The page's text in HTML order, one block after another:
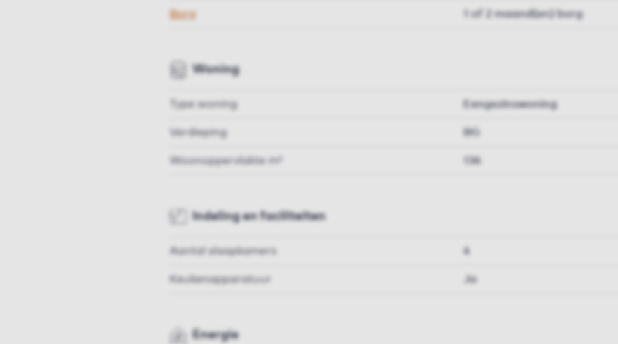
Borg 1 of 2 maand(en) borg
Woning
Type woning Eengezinswoning
Verdieping BG
Woonoppervlakte m² 136
Indeling en faciliteiten
Aantal slaapkamers 4
Keukenapparatuur Ja
Energie